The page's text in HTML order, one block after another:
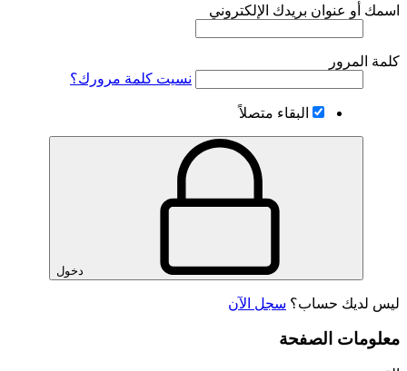
اسمك أو عنوان بريدك الإلكتروني
كلمة المرور
نسيت كلمة مرورك؟
البقاء متصلاً
دخول
ليس لديك حساب؟ سجل الآن
معلومات الصفحة